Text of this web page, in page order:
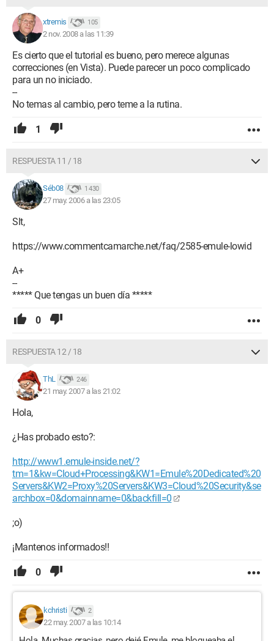
xtremis 105
2 nov. 2008 a las 11:39
Es cierto que el tutorial es bueno, pero merece algunas
correcciones (en Vista). Puede parecer un poco complicado
para un no iniciado.
--
No temas al cambio, pero teme a la rutina.
1
RESPUESTA 11 / 18
Séb08 1 430
27 may. 2006 a las 23:05
Slt,
https://www.commentcamarche.net/faq/2585-emule-lowid
A+
--
***** Que tengas un buen día *****
0
RESPUESTA 12 / 18
ThL 246
21 may. 2007 a las 21:02
Hola,
¿Has probado esto?:
http://www1.emule-inside.net/?
tm=1&kw=Cloud+Processing&KW1=Emule%20Dedicated%20
Servers&KW2=Proxy%20Servers&KW3=Cloud%20Security&se
archbox=0&domainname=0&backfill=0
;o)
¡Mantenos informados!!
0
kchristi 2
22 may. 2007 a las 10:14